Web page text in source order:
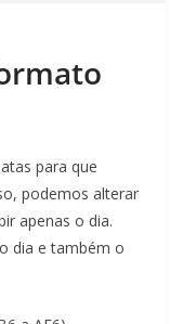
para que
podemos alterar
apenas o dia.
dia e também o